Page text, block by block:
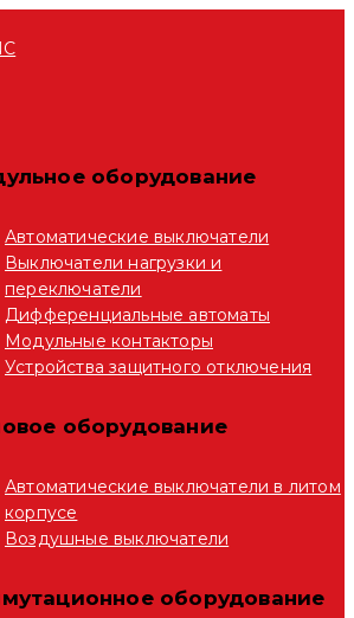
оборудование
Автоматические выключатели
Выключатели нагрузки и
переключатели
Дифференциальные автоматы
Модульные контакторы
Устройства защитного отключения
оборудование
Автоматические выключатели в литом
корпусе
Воздушные выключатели
оборудование